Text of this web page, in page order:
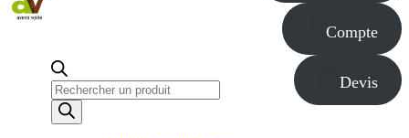
Recherche
de
produits
Compte
Devis